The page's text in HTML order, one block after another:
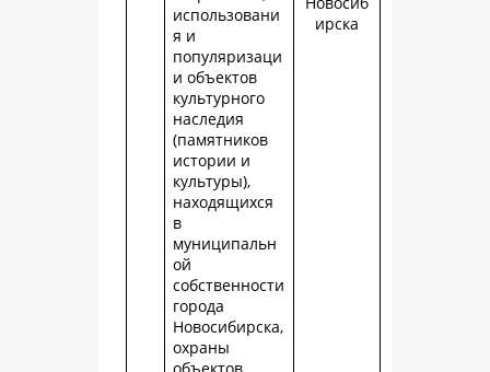
ирска
использовани
я и
популяризаци
и объектов
культурного
наследия
(памятников
истории и
культуры),
находящихся
в
муниципальн
ой
собственности
города
Новосибирска,
охраны